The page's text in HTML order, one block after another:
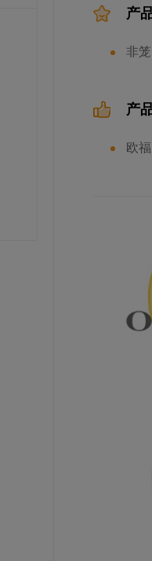
产
非
产
欧